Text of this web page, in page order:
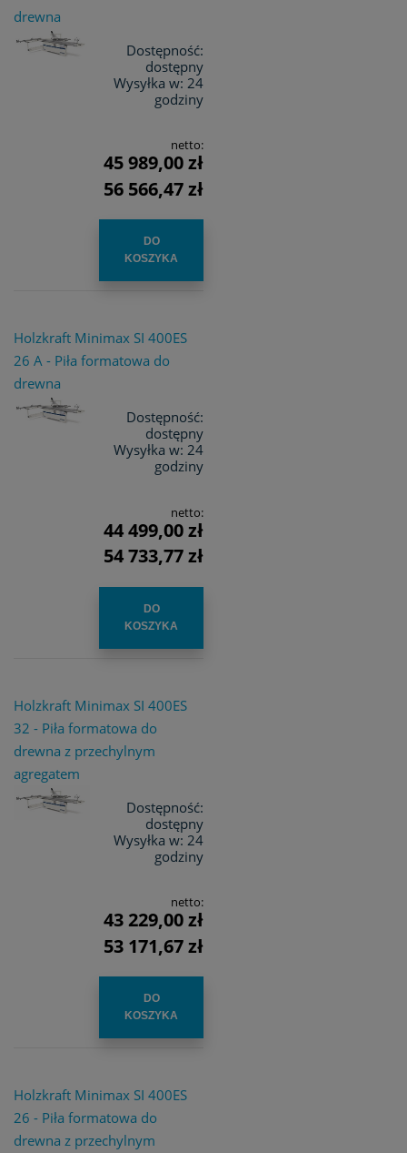
drewna
Dostępność:
dostępny
Wysyłka w: 24
godziny
netto:
45 989,00 zł
56 566,47 zł
DO
KOSZYKA
Holzkraft Minimax SI 400ES
26 A - Piła formatowa do
drewna
Dostępność:
dostępny
Wysyłka w: 24
godziny
netto:
44 499,00 zł
54 733,77 zł
DO
KOSZYKA
Holzkraft Minimax SI 400ES
32 - Piła formatowa do
drewna z przechylnym
agregatem
Dostępność:
dostępny
Wysyłka w: 24
godziny
netto:
43 229,00 zł
53 171,67 zł
DO
KOSZYKA
Holzkraft Minimax SI 400ES
26 - Piła formatowa do
drewna z przechylnym